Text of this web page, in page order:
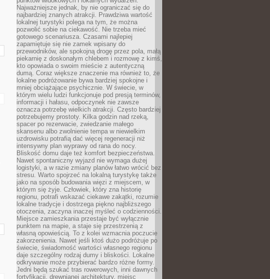
Najważniejsze jednak, by nie ograniczać się do
najbardziej znanych atrakcji. Prawdziwa wartość
lokalnej turystyki polega na tym, że można
pozwolić sobie na ciekawość. Nie trzeba mieć
gotowego scenariusza. Czasami najlepiej
zapamiętuje się nie zamek wpisany do
przewodników, ale spokojną drogę przez pola, małą
piekarnię z doskonałym chlebem i rozmowę z kimś,
kto opowiada o swoim mieście z autentyczną
dumą. Coraz większe znaczenie ma również to, że
lokalne podróżowanie bywa bardziej spokojne i
mniej obciążające psychicznie. W świecie, w
którym wielu ludzi funkcjonuje pod presją terminów,
informacji i hałasu, odpoczynek nie zawsze
oznacza potrzebę wielkich atrakcji. Często bardziej
potrzebujemy prostoty. Kilka godzin nad rzeką,
spacer po rezerwacie, zwiedzanie małego
skansenu albo zwolnienie tempa w niewielkim
uzdrowisku potrafią dać więcej regeneracji niż
intensywny plan wyprawy od rana do nocy.
Bliskość domu daje też komfort bezpieczeństwa.
Nawet spontaniczny wyjazd nie wymaga dużej
logistyki, a w razie zmiany planów łatwo wrócić bez
stresu. Warto spojrzeć na lokalną turystykę także
jako na sposób budowania więzi z miejscem, w
którym się żyje. Człowiek, który zna historię
regionu, potrafi wskazać ciekawe zakątki, rozumie
lokalne tradycje i dostrzega piękno najbliższego
otoczenia, zaczyna inaczej myśleć o codzienności.
Miejsce zamieszkania przestaje być wyłącznie
punktem na mapie, a staje się przestrzenią z
własną opowieścią. To z kolei wzmacnia poczucie
zakorzenienia. Nawet jeśli ktoś dużo podróżuje po
świecie, świadomość wartości własnego regionu
daje szczególny rodzaj dumy i bliskości. Lokalne
odkrywanie może przybierać bardzo różne formy.
Jedni będą szukać tras rowerowych, inni dawnych
fortyfikacji, drewnianej architektury, miejsc